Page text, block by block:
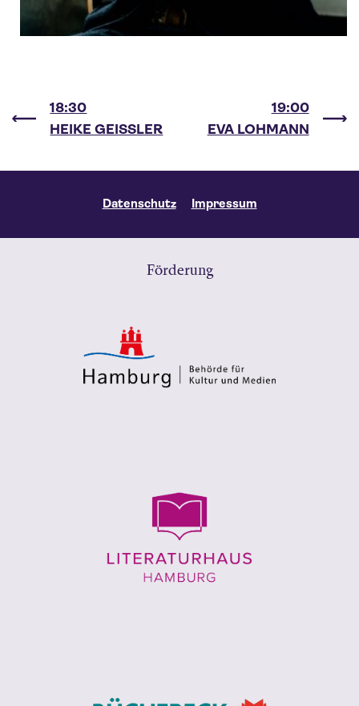
18:30
HEIKE GEISSLER
19:00
EVA LOHMANN
Datenschutz Impressum
Förderung